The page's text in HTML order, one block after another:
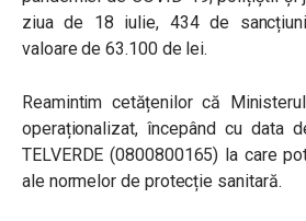
ziua de 18 iulie, 434 de
valoare de 63.100 de lei.
Reamintim cetățenilor că
operaționalizat, începând cu data
TELVERDE (0800800165) la care
ale normelor de protecție sanitară.